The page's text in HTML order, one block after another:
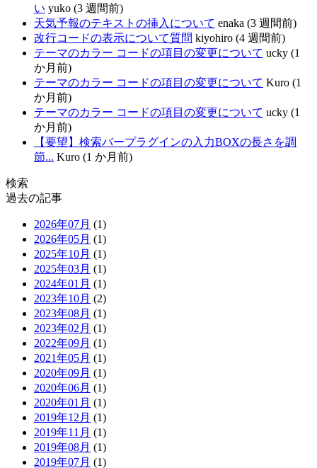
い yuko (3 週間前)
天気予報のテキストの挿入について enaka (3 週間前)
改行コードの表示について質問 kiyohiro (4 週間前)
テーマのカラー コードの項目の変更について ucky (1
か月前)
テーマのカラー コードの項目の変更について Kuro (1
か月前)
テーマのカラー コードの項目の変更について ucky (1
か月前)
【要望】検索バープラグインの入力BOXの長さを調
節... Kuro (1 か月前)
検索
過去の記事
2026年07月 (1)
2026年05月 (1)
2025年10月 (1)
2025年03月 (1)
2024年01月 (1)
2023年10月 (2)
2023年08月 (1)
2023年02月 (1)
2022年09月 (1)
2021年05月 (1)
2020年09月 (1)
2020年06月 (1)
2020年01月 (1)
2019年12月 (1)
2019年11月 (1)
2019年08月 (1)
2019年07月 (1)